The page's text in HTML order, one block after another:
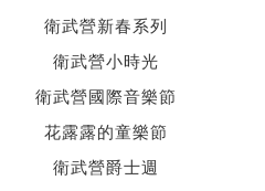
衛武營新春系列
衛武營小時光
衛武營國際音樂節
花露露的童樂節
衛武營爵士週